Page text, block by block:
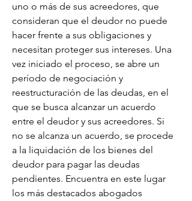
uno o más de sus acreedores, que
consideran que el deudor no puede
hacer frente a sus obligaciones y
necesitan proteger sus intereses. Una
vez iniciado el proceso, se abre un
período de negociación y
reestructuración de las deudas, en el
que se busca alcanzar un acuerdo
entre el deudor y sus acreedores. Si
no se alcanza un acuerdo, se procede
a la liquidación de los bienes del
deudor para pagar las deudas
pendientes. Encuentra en este lugar
los más destacados abogados